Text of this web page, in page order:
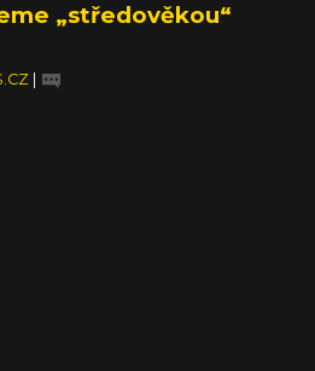
„středověkou“